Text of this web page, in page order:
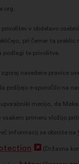
privolitev v obdelavo
pri čemer ta
podlagi te privolitve.
zgoraj navedene pravice
pošljejo e-sporočilo na
uporabniki menijo, da
vsakem primeru vložijo
informacij se obrnite na
Odpri
(Državna